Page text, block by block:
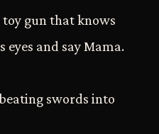
gun that knows
eyes and say Mama.
swords into